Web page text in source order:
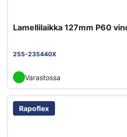
Lamellilaikka 127mm P60
255-235440X
Varastossa
Rapoflex